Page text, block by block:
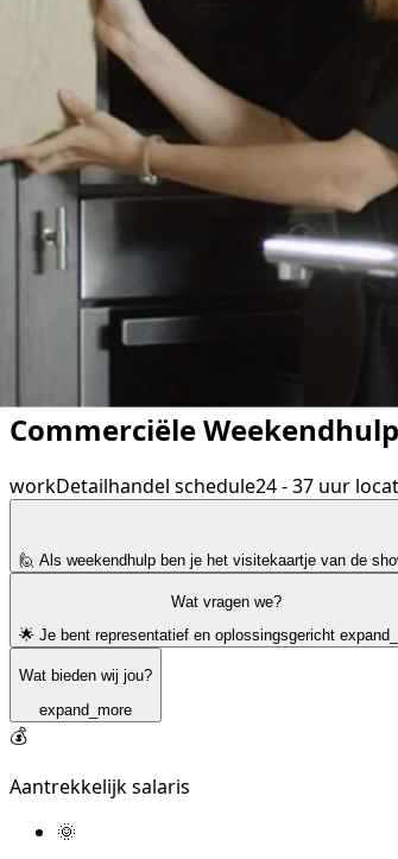
Commerciële
workDetailhandel schedule24 - 37 uur
🙋 Als weekendhulp ben je het visitekaartje van de
Wat vragen we?
🌟 Je bent representatief en oplossingsgericht
Wat bieden wij jou?
expand_more
💰
Aantrekkelijk salaris
🌞